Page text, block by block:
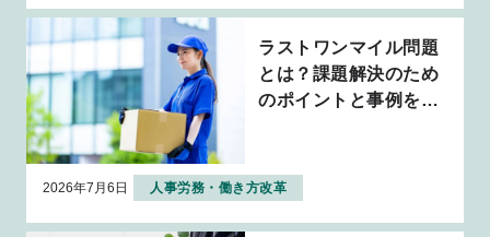
ラストワンマイル問題
とは？課題解決のため
のポイントと事例を解
2026年7月6日 人事労務・働き方改革